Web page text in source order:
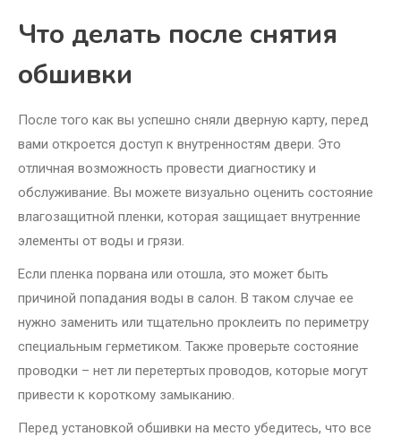
Что делать после снятия
обшивки
После того как вы успешно сняли дверную карту, перед
вами откроется доступ к внутренностям двери. Это
отличная возможность провести диагностику и
обслуживание. Вы можете визуально оценить состояние
влагозащитной пленки, которая защищает внутренние
элементы от воды и грязи.
Если пленка порвана или отошла, это может быть
причиной попадания воды в салон. В таком случае ее
нужно заменить или тщательно проклеить по периметру
специальным герметиком. Также проверьте состояние
проводки – нет ли перетертых проводов, которые могут
привести к короткому замыканию.
Перед установкой обшивки на место убедитесь, что все